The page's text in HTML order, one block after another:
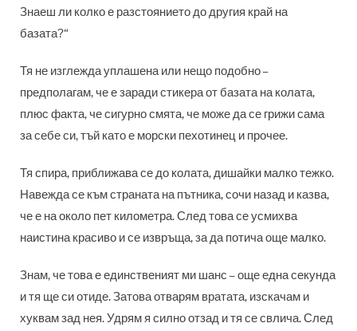
Знаеш ли колко е разстоянието до другия край на
базата?“
Тя не изглежда уплашена или нещо подобно –
предполагам, че е заради стикера от базата на колата,
плюс факта, че сигурно смята, че може да се грижи сама
за себе си, тъй като е морски пехотинец и прочее.
Тя спира, приближава се до колата, дишайки малко тежко.
Навежда се към страната на пътника, сочи назад и казва,
че е на около пет километра. След това се усмихва
наистина красиво и се извръща, за да потича още малко.
Знам, че това е единственият ми шанс – още една секунда
и тя ще си отиде. Затова отварям вратата, изскачам и
хуквам зад нея. Удрям я силно отзад и тя се свлича. След